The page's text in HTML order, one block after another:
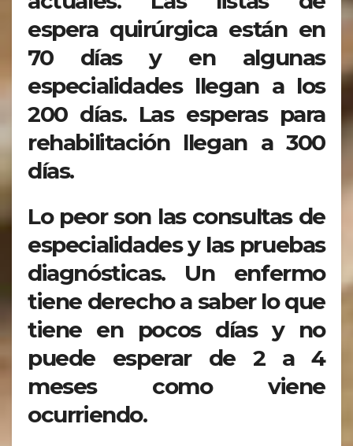
espera quirúrgica están en
70 días y en algunas
especialidades llegan a los
200 días. Las esperas para
rehabilitación llegan a 300
días.
Lo peor son las consultas de
especialidades y las pruebas
diagnósticas. Un enfermo
tiene derecho a saber lo que
tiene en pocos días y no
puede esperar de 2 a 4
meses como viene
ocurriendo.